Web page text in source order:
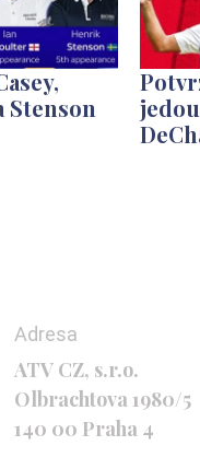
Stenson
Adresa
ATV CZ, s.r.o.
Olbrachtova 1980/5
140 00 Praha 4